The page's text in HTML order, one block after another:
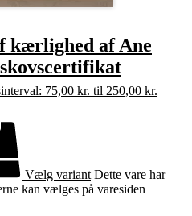
kærlighed af Ane
75,00 kr. til 250,00 kr.
Vælg variant Dette vare har
kan vælges på varesiden